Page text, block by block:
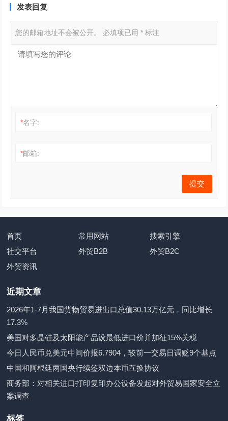
发表回复
您的邮箱地址不会被公开。 必填项已用* 标注
*名字:
*邮箱:
首页 常用网站
搜索引擎
社交平台
外贸B2B
外贸B2C
外贸资讯
近期文章
2026年1-7月我国货物贸易进出口总值30.13万亿元，同比增长
17.3%
美国对多晶硅及太阳能产品设最低进口价并加征15%关税
今日人民币兑美元中间价报6.7904，较前一交易日调贬9个基点
中国和阿根廷两国央行续签双边本币互换协议
商务部：对相关进口打印复印办公设备发起对外贸易国家安全立
案调查
标签